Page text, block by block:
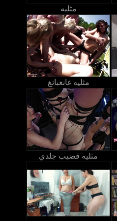
مثليه
مثليه غانغبانغ
مثليه قضيب جلدي